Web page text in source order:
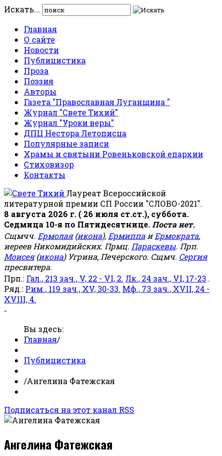
Искать...
Главная
О сайте
Новости
Публицистика
Проза
Поэзия
Авторы
Газета "Православная Луганщина "
Журнал "Свете Тихий"
Журнал "Уроки веры"
ДПЦ Нестора Летописца
Популярные записи
Храмы и святыни Ровеньковской епархии
Стиховизор
Контакты
Лауреат Всероссийской
литературной премии СП России "СЛОВО-2021".
8 августа 2026 г. ( 26 июля ст.ст.), суббота.
Седмица 10-я по Пятидесятнице. Поста нет.
Сщмчч. Ермолая(икона), Ермиппа иЕрмократа,
иереев Никомидийских. Прмц. Параскевы. Прп.
Моисея(икона) Угрина, Печерского. Сщмч. Сергия
пресвитера.
Прп.: Гал., 213 зач., V, 22 - VI, 2. Лк., 24 зач., VI, 17-23 .
Ряд.: Рим., 119 зач., XV, 30-33. Мф., 73 зач., XVII, 24 -
XVIII, 4.
-
Вы здесь:
Главная/
Публицистика
/Ангелина Фатежская
Подписаться на этот канал RSS
Ангелина Фатежская